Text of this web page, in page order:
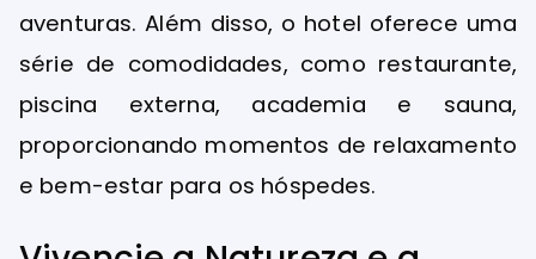
aventuras. Além disso, o hotel oferece uma
série de comodidades, como restaurante,
piscina externa, academia e sauna,
proporcionando momentos de relaxamento
e bem-estar para os hóspedes.